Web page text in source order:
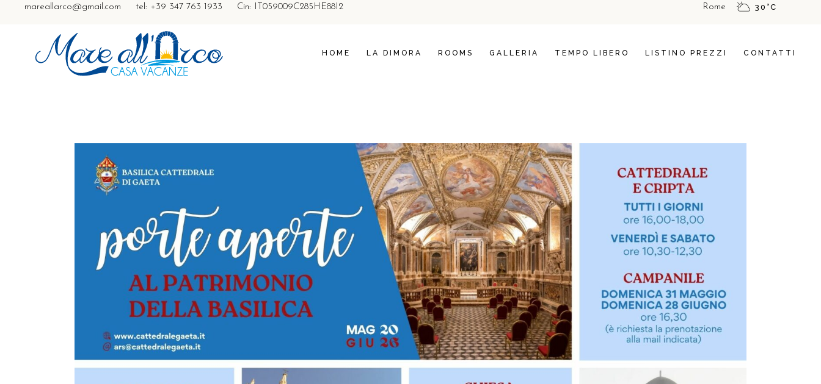
mareallarco@gmail.com tel: +39 347 763 1933 Cin: IT059009C285HE88I2 Rome 30 °C
HOME LA DIMORA ROOMS GALLERIA TEMPO LIBERO LISTINO PREZZI CONTATTI